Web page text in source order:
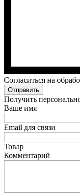
Cогласиться на
Отправить
Получить
Ваше имя
Email для связи
Товар
Комментарий